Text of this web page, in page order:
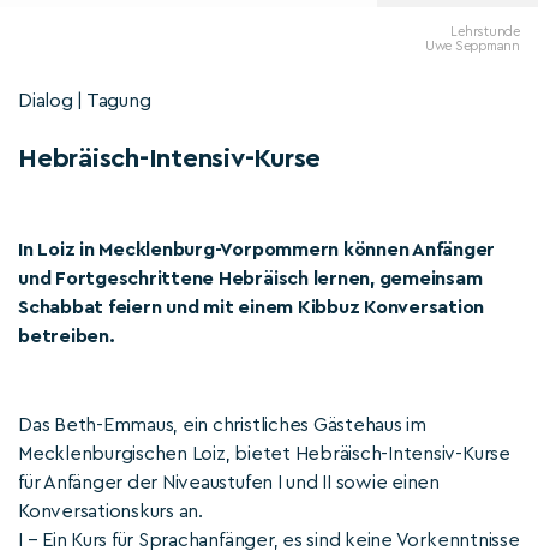
Lehrstunde
Uwe Seppmann
Dialog | Tagung
Hebräisch-Intensiv-Kurse
In Loiz in Mecklenburg-Vorpommern können Anfänger
und Fortgeschrittene Hebräisch lernen, gemeinsam
Schabbat feiern und mit einem Kibbuz Konversation
betreiben.
Das Beth-Emmaus, ein christliches Gästehaus im
Mecklenburgischen Loiz, bietet Hebräisch-Intensiv-Kurse
für Anfänger der Niveaustufen I und II sowie einen
Konversationskurs an.
I – Ein Kurs für Sprachanfänger, es sind keine Vorkenntnisse